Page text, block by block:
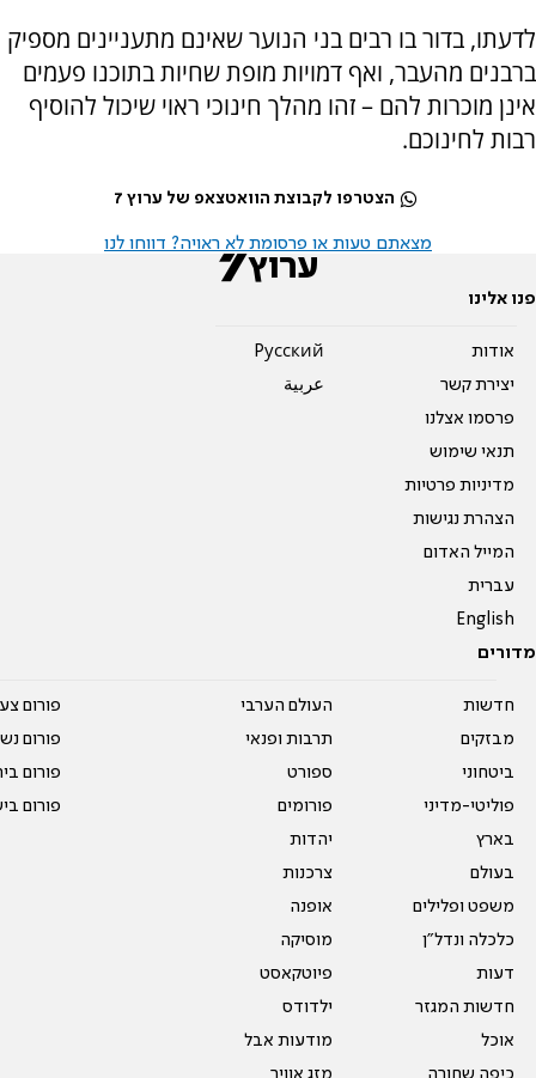
לדעתו, בדור בו רבים בני הנוער שאינם מתעניינים מספיק
ברבנים מהעבר, ואף דמויות מופת שחיות בתוכנו פעמים
אינן מוכרות להם – זהו מהלך חינוכי ראוי שיכול להוסיף
רבות לחינוכם.
הצטרפו לקבוצת הוואטצאפ של ערוץ 7
מצאתם טעות או פרסומת לא ראויה? דווחו לנו
פנו אלינו
אודות
יצירת קשר
פרסמו אצלנו
תנאי שימוש
מדיניות פרטיות
הצהרת נגישות
המייל האדום
עברית
English
Pусский
عربية
מדורים
חדשות
מבזקים
ביטחוני
פוליטי-מדיני
בארץ
בעולם
משפט ופלילים
כלכלה ונדל"ן
דעות
חדשות המגזר
אוכל
העולם הערבי
תרבות ופנאי
ספורט
פורומים
יהדות
צרכנות
אופנה
מוסיקה
פיוטקאסט
ילדודס
מודעות אבל
פורום
פורום
פורום
פורום